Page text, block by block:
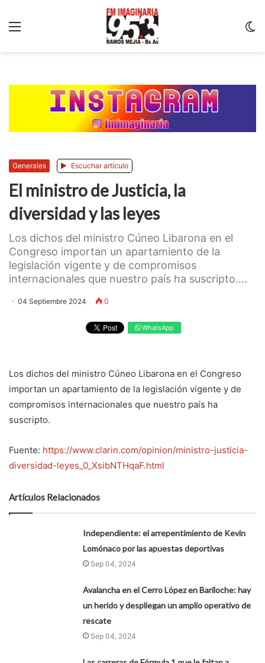
Generales Escuchar artículo
El ministro de Justicia, la
diversidad y las leyes
Los dichos del ministro Cúneo Libarona en el
Congreso importan un apartamiento de la
legislación vigente y de compromisos
internacionales que nuestro país ha suscripto....
04 Septiembre 2024 0
WhatsApp
Los dichos del ministro Cúneo Libarona en el Congreso
importan un apartamiento de la legislación vigente y de
compromisos internacionales que nuestro país ha
suscripto.
Fuente: https://www.clarin.com/opinion/ministro-justicia-
diversidad-leyes_0_XsibNTHqaF.html
Artículos Relacionados
Independiente: el arrepentimiento de Kevin
Lomónaco por las apuestas deportivas
Sep 04, 2024
Avalancha en el Cerro López en Bariloche: hay
un herido y despliegan un amplio operativo de
rescate
Sep 04, 2024